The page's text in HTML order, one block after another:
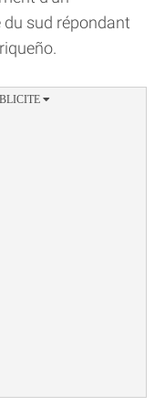
sud répondant